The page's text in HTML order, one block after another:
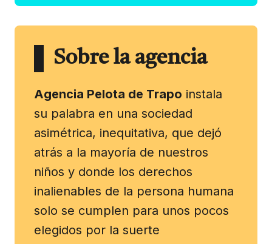
Sobre la agencia
Agencia Pelota de Trapo instala
su palabra en una sociedad
asimétrica, inequitativa, que dejó
atrás a la mayoría de nuestros
niños y donde los derechos
inalienables de la persona humana
solo se cumplen para unos pocos
elegidos por la suerte